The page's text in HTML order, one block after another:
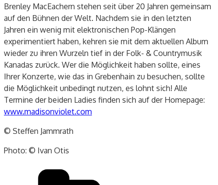
Brenley MacEachern stehen seit über 20 Jahren gemeinsam
auf den Bühnen der Welt. Nachdem sie in den letzten
Jahren ein wenig mit elektronischen Pop-Klängen
experimentiert haben, kehren sie mit dem aktuellen Album
wieder zu ihren Wurzeln tief in der Folk- & Countrymusik
Kanadas zurück. Wer die Möglichkeit haben sollte, eines
Ihrer Konzerte, wie das in Grebenhain zu besuchen, sollte
die Möglichkeit unbedingt nutzen, es lohnt sich! Alle
Termine der beiden Ladies finden sich auf der Homepage:
www.madisonviolet.com
© Steffen Jammrath
Photo: © Ivan Otis